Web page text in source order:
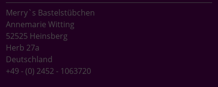
Merry`s Bastelstübchen
Annemarie Witting
52525 Heinsberg
Herb 27a
Deutschland
+49 - (0) 2452 - 1063720